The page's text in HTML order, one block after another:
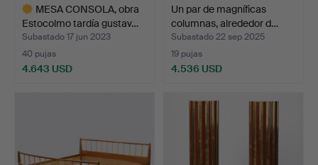
MESA CONSOLA, obra
Estocolmo tardía gustav…
Subastado 17 jun 2023
40 pujas
4.643 USD
Un par de magníficas
columnas, alrededor d…
Subastado 22 sep 2025
19 pujas
4.536 USD